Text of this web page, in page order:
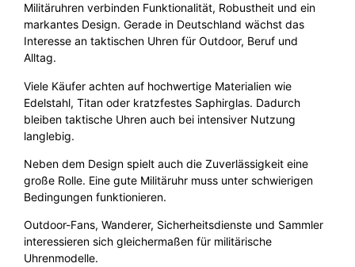
Militäruhren verbinden Funktionalität, Robustheit und ein
markantes Design. Gerade in Deutschland wächst das
Interesse an taktischen Uhren für Outdoor, Beruf und
Alltag.
Viele Käufer achten auf hochwertige Materialien wie
Edelstahl, Titan oder kratzfestes Saphirglas. Dadurch
bleiben taktische Uhren auch bei intensiver Nutzung
langlebig.
Neben dem Design spielt auch die Zuverlässigkeit eine
große Rolle. Eine gute Militäruhr muss unter schwierigen
Bedingungen funktionieren.
Outdoor-Fans, Wanderer, Sicherheitsdienste und Sammler
interessieren sich gleichermaßen für militärische
Uhrenmodelle.